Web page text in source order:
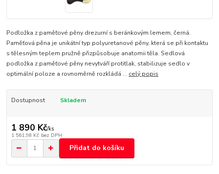
Podložka z paměťové pěny drezurní s beránkovým lemem, černá.
Paměťová pěna je unikátní typ polyuretanové pěny, která se při kontaktu
s tělesným teplem pružně přizpůsobuje anatomii těla. Sedlová
podložka z paměťové pěny nevytváří protitlak, stabilizuje sedlo v
optimální poloze a rovnoměrně rozkládá ... celý popis
Dostupnost Skladem
1 890 Kč/ks
1 561,98 Kč bez DPH
Přidat do košíku